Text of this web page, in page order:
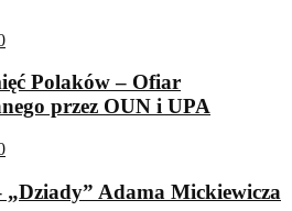
Polaków – Ofiar
przez OUN i UPA
„Dziady” Adama Mickiewicza